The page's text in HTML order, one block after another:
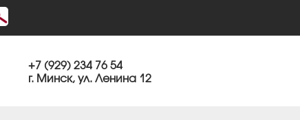
+7 (929) 234 76 54
г. Минск, ул. Ленина 12